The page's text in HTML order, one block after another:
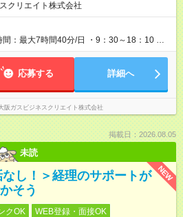
クリエイト株式会社
：最大7時間40分/日 ・9：30～18：10 ※
んどナシ！（１時間程度/月）
応募する 詳細へ
阪ガスビジネスクリエイト株式会社
掲載日：2026.08.05
未読
NEW
し！＞経理のサポートが
そう
クOK WEB登録・面接OK